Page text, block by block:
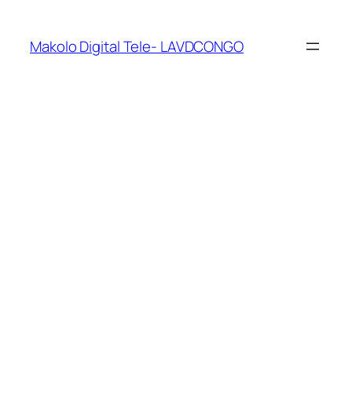
Makolo Digital Tele- LAVDCONGO